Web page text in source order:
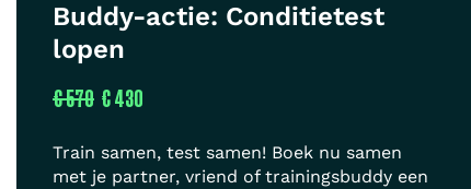
Buddy-actie: Conditietest
lopen
€ 570 € 430
Train samen, test samen! Boek nu samen
met je partner, vriend of trainingsbuddy een